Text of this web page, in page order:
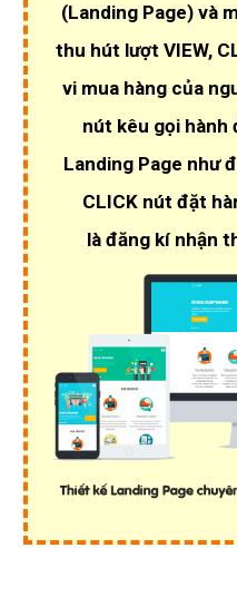
(Landing Page) và
thu hút lượt VIEW,
vi mua hàng của
nút kêu gọi hành
Landing Page như
CLICK nút đặt
là đăng kí nhận